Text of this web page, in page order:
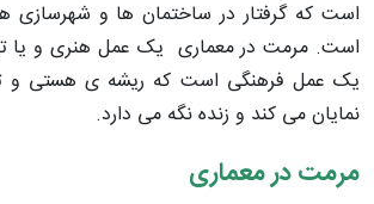
است که گرفتار در ساختمان ها و
است. مرمت در معماری یک عمل هنری و یا
یک عمل فرهنگی است که ریشه ی هستی و
نمایان می کند و زنده نگه می دارد.
مرمت در معماری